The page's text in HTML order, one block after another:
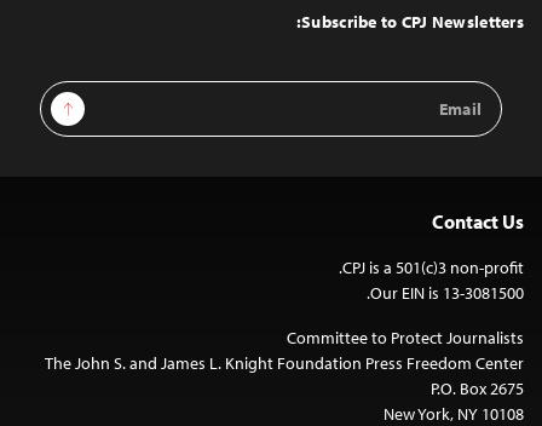
Top
Subscribe to CPJ Newsletters:
Email
Address
Sign Up
Contact Us
CPJ is a 501(c)3 non-profit.
Our EIN is 13-3081500.
Committee to Protect Journalists
The John S. and James L. Knight Foundation Press Freedom Center
P.O. Box 2675
New York, NY 10108